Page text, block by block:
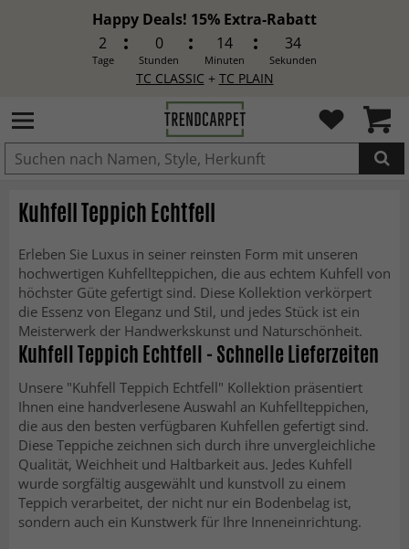
Happy Deals! 15% Extra-Rabatt
2
Tage
0
Stunden
14
Minuten
33
Sekunden
TC CLASSIC + TC PLAIN
IN DEN WARENKORB GELEGT.
Kuhfell Teppich Echtfell
Erleben Sie Luxus in seiner reinsten Form mit unseren
hochwertigen Kuhfellteppichen, die aus echtem Kuhfell von
höchster Güte gefertigt sind. Diese Kollektion verkörpert
die Essenz von Eleganz und Stil, und jedes Stück ist ein
Meisterwerk der Handwerkskunst und Naturschönheit.
Kuhfell Teppich Echtfell - Schnelle Lieferzeiten
Unsere "Kuhfell Teppich Echtfell" Kollektion präsentiert
Ihnen eine handverlesene Auswahl an Kuhfellteppichen,
die aus den besten verfügbaren Kuhfellen gefertigt sind.
Diese Teppiche zeichnen sich durch ihre unvergleichliche
Qualität, Weichheit und Haltbarkeit aus. Jedes Kuhfell
wurde sorgfältig ausgewählt und kunstvoll zu einem
Teppich verarbeitet, der nicht nur ein Bodenbelag ist,
sondern auch ein Kunstwerk für Ihre Inneneinrichtung.